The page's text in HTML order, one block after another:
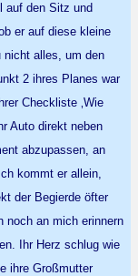
auf den Sitz und
er auf diese kleine
nicht alles, um den
2 ihres Planes war
Checkliste ‚Wie
Auto direkt neben
abzupassen, an
kommt er allein,
der Begierde öfter
noch an mich erinnern
Ihr Herz schlug wie
ihre Großmutter